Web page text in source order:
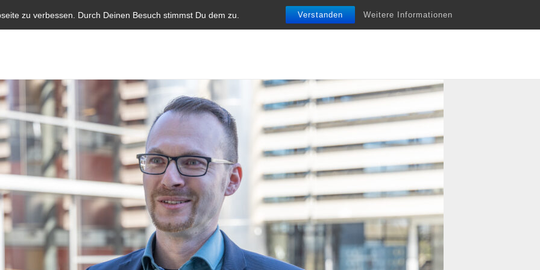
zu verbessen. Durch Deinen Besuch stimmst Du dem zu. Verstanden Weitere Informationen
Start Aktuelles Blauer Brief Parlamentarische Infobriefe Termine Vita Unterstützung